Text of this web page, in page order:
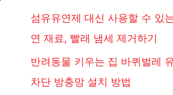
섬유유연제 대신 사용할 수 있
연 재료, 빨래 냄세 제거하기
반려동물 키우는 집 바퀴벌레
차단 방충망 설치 방법